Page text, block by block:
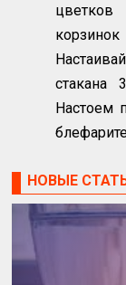
Настоем
НОВЫЕ